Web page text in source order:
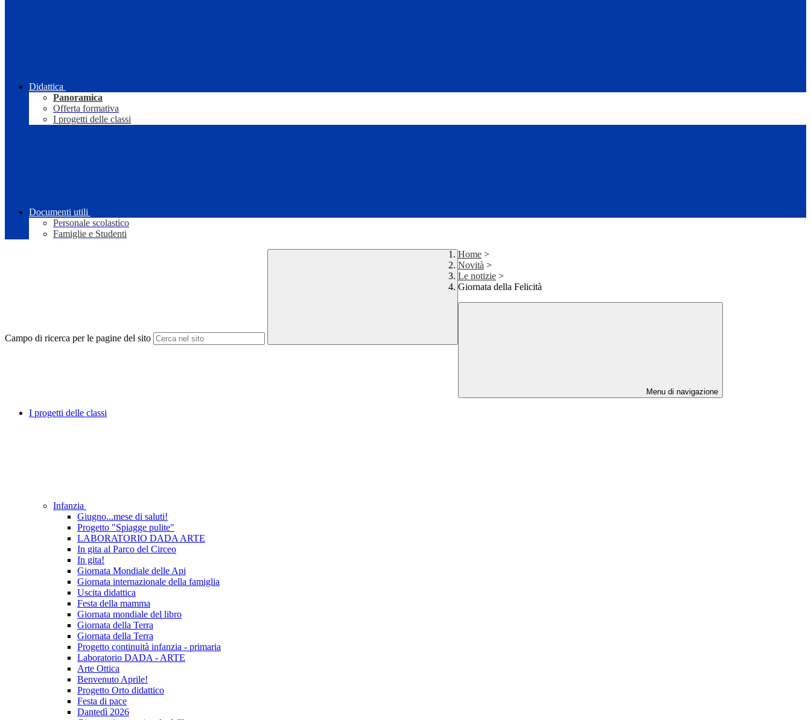
Didattica
Panoramica
Offerta formativa
I progetti delle classi
Documenti utili
Personale scolastico
Famiglie e Studenti
Campo di ricerca per le pagine del sito
Home >
Novità >
Le notizie >
Giornata della Felicità
Menu di navigazione
I progetti delle classi
Infanzia
Giugno...mese di saluti!
Progetto "Spiagge pulite"
LABORATORIO DADA ARTE
In gita al Parco del Circeo
In gita!
Giornata Mondiale delle Api
Giornata internazionale della famiglia
Uscita didattica
Festa della mamma
Giornata mondiale del libro
Giornata della Terra
Giornata della Terra
Progetto continuità infanzia - primaria
Laboratorio DADA - ARTE
Arte Ottica
Benvenuto Aprile!
Progetto Orto didattico
Festa di pace
Dantedì 2026